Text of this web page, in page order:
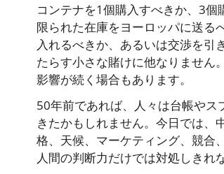
コンテナを1個購入すべきか、3
限られた在庫をヨーロッパに送る
入れるべきか、あるいは交渉を引
たらす小さな賭けに他なりません
影響が続く場合もあります。
50年前であれば、人々は台帳や
きたかもしれません。今日では、
格、天候、マーケティング、競合
人間の判断力だけでは対処しきれ